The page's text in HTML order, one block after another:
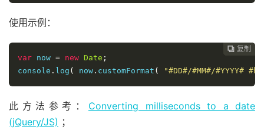
使用示例：
 复制
 复制
 复制
 复制
 复制
 复制
var now = new Date ;
console . log ( now . customFormat ( "#DD#/#MM#/#YYYY#
此方法参考： Converting milliseconds to a date
(jQuery/JS) ；